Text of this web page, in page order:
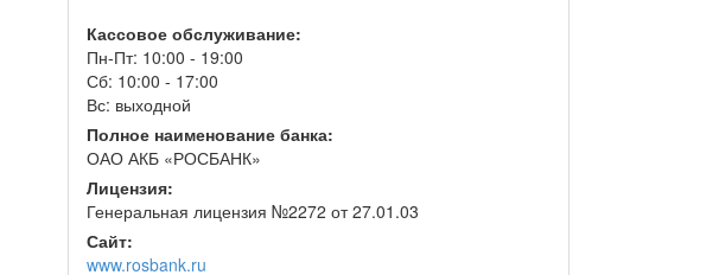
Кассовое обслуживание:
Пн-Пт: 10:00 - 19:00
Сб: 10:00 - 17:00
Вс: выходной
Полное наименование банка:
ОАО АКБ «РОСБАНК»
Лицензия:
Генеральная лицензия №2272 от 27.01.03
Сайт:
www.rosbank.ru